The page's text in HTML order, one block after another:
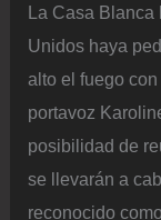
La Casa Blanca
Unidos haya
alto el fuego
portavoz
posibilidad de
se llevarán a
reconocido